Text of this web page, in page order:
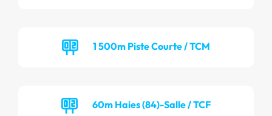
1 500m Piste Courte / TCM
60m Haies (84)-Salle / TCF